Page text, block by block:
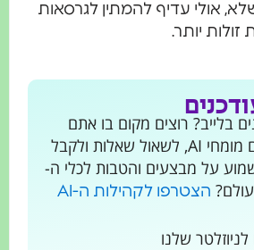
אולי עדיף להמתין לגרסאות
יותר.
בלייב? רוצים מקום בו אתם
יכולים להתייעץ עם מומחי AI, לשאול שאלות ולקבל
על מבצעים והטבות לכלי ה-
הצטרפו לקהילות ה-AI
שלנו